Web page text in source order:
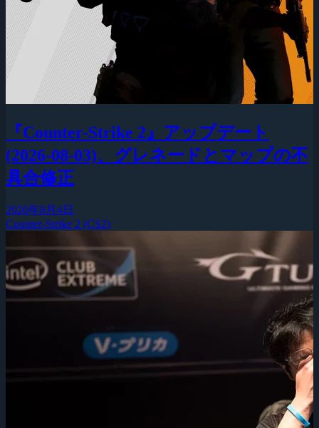
『Counter-Strike 2』アップデート
(2026-08-03)、グレネードとマップの不
具合修正
2026年8月4日
Counter-Strike 2 (CS2)